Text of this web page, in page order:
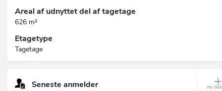
Areal af udnyttet del af tagetage
626 m²
Etagetype
Tagetage
Seneste anmelder